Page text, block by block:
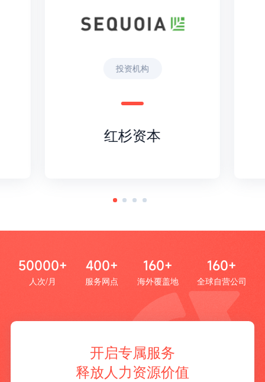
投资机构
红杉资本
50000+
人次/月
400+
服务网点
160+
海外覆盖地
160+
全球自营公司
开启专属服务
释放人力资源价值